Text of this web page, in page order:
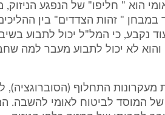
הוא " חליפו" של הנפגע הניזוק,
במבחן " זהות הצדדים" בין
נקבע, כי המל"ל יכול לתבוע
לא יכול לתבוע מעבר למה
מעקרונות התחלוף (הסוברוגציה),
של המוסד לביטוח לאומי להשבה.